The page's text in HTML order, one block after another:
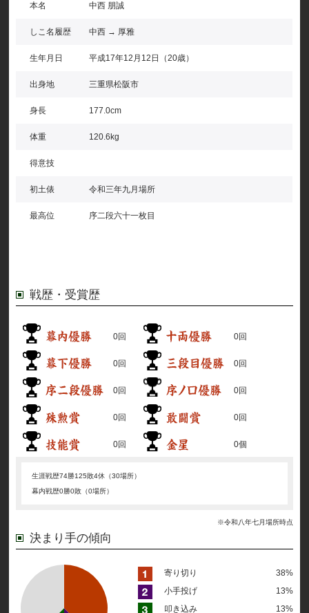
本名 中西 朋誠
しこ名履歴 中西 → 厚雅
生年月日 平成17年12月12日（20歳）
出身地 三重県松阪市
身長 177.0cm
体重 120.6kg
得意技
初土俵 令和三年九月場所
最高位 序二段六十一枚目
戦歴・受賞歴
0回 0回
0回 0回
0回 0回
0回 0回
0回 0個
生涯戦歴74勝125敗4休（30場所）
幕内戦歴0勝0敗（0場所）
※令和八年七月場所時点
決まり手の傾向
寄り切り
38%
小手投げ
13%
叩き込み
13%